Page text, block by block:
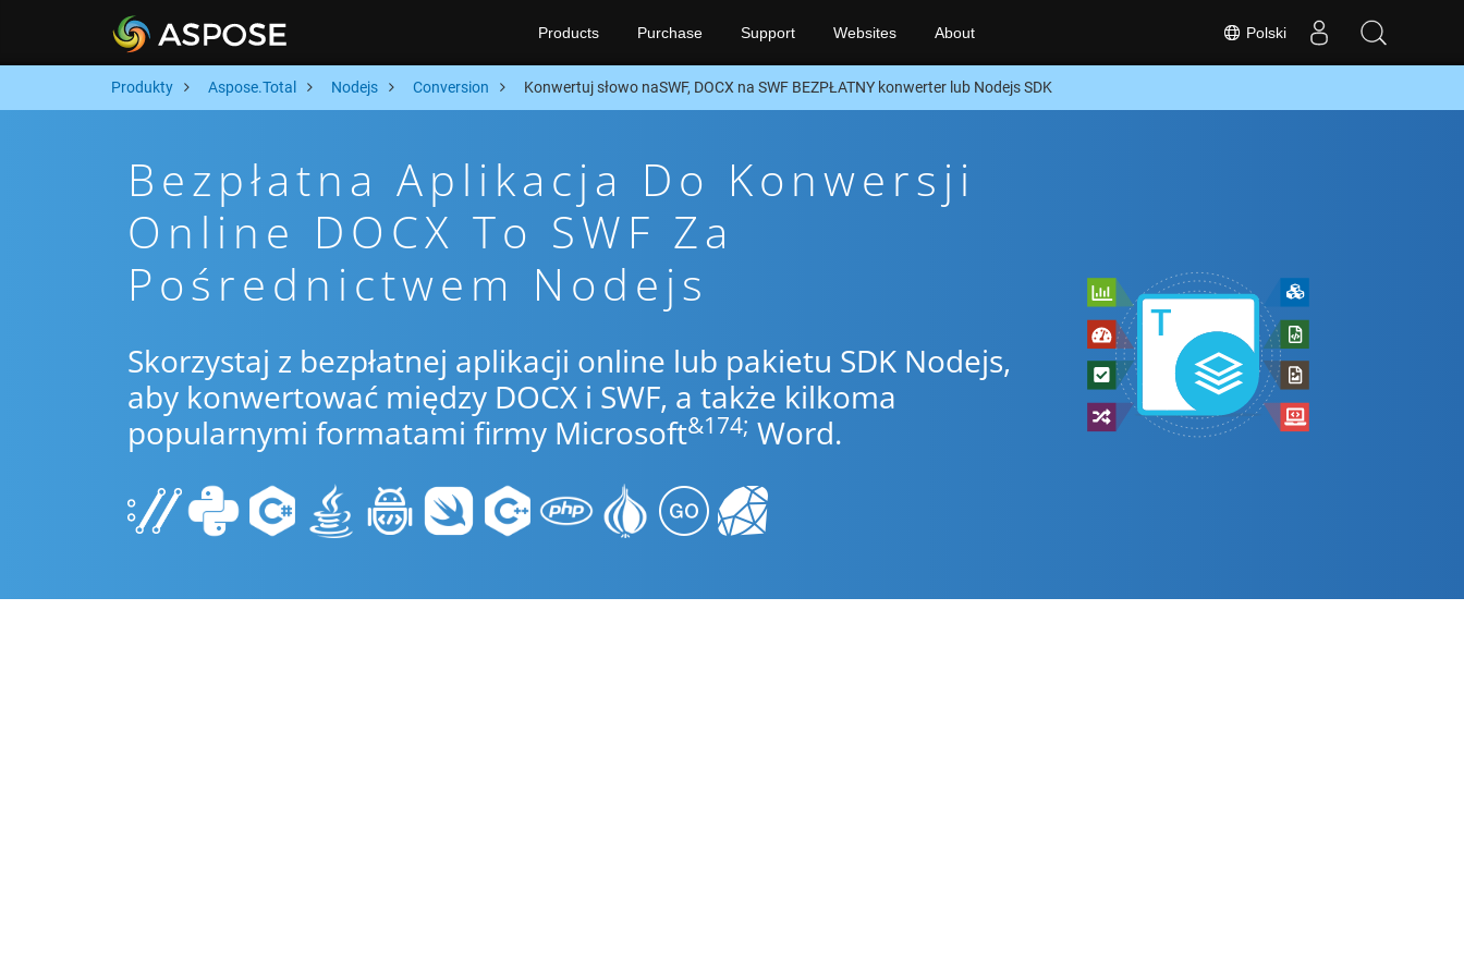
Polski
Products Purchase Support Websites About
Produkty Aspose.Total Nodejs Conversion Konwertuj słowo naSWF, DOCX na SWF BEZPŁATNY konwerter lub Nodejs SDK
Bezpłatna Aplikacja Do Konwersji
Online DOCX To SWF Za
Pośrednictwem Nodejs
Skorzystaj z bezpłatnej aplikacji online lub pakietu SDK Nodejs,
aby konwertować między DOCX i SWF, a także kilkoma
popularnymi formatami firmy Microsoft&174; Word.